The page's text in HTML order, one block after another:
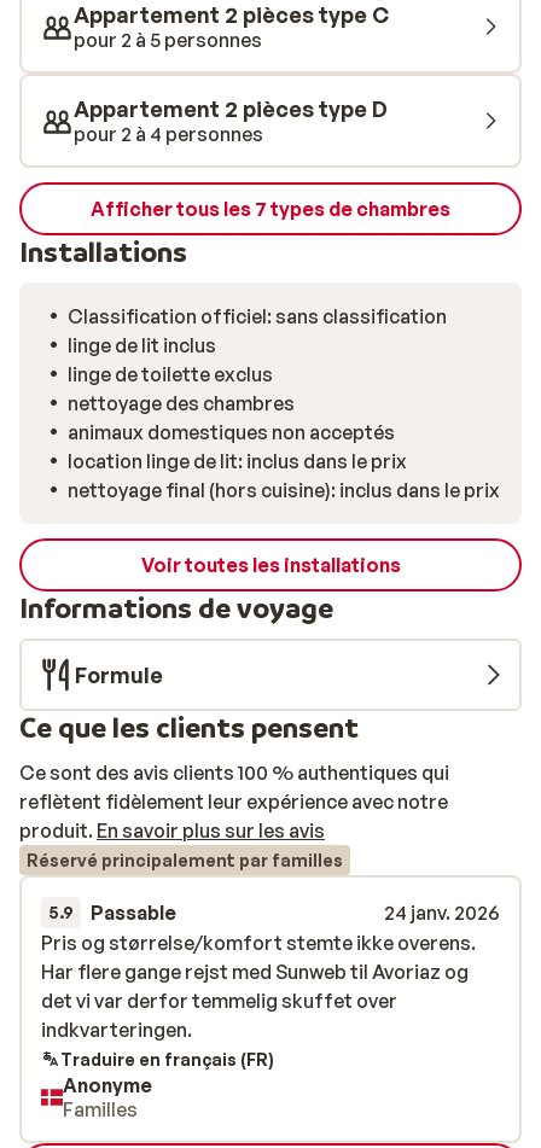
Tout est prévu pour un séjour de ski relaxant:
kitchenette bien équipée avec lave-vaisselle et micro-
ondes, et parfois un balcon offrant une vue sur les
toits enneigés d’Avoriaz ou sur les impressionnants
sommets environnants.
Appartement 2 pièces type C
pour 2 à 5 personnes
Appartement 2 pièces type D
pour 2 à 4 personnes
Afficher tous les 7 types de chambres
Installations
Classification officiel: sans classification
linge de lit inclus
linge de toilette exclus
nettoyage des chambres
animaux domestiques non acceptés
location linge de lit: inclus dans le prix
nettoyage final (hors cuisine): inclus dans le prix
Voir toutes les installations
Informations de voyage
Formule
Ce que les clients pensent
Ce sont des avis clients 100 % authentiques qui
reflètent fidèlement leur expérience avec notre
produit. En savoir plus sur les avis
Réservé principalement par familles
5.9 Passable
24 janv. 2026
Pris og størrelse/komfort stemte ikke overens.
Har flere gange rejst med Sunweb til Avoriaz og
det vi var derfor temmelig skuffet over
indkvarteringen.
Pris og størrelse/komfort stemte ikke overens.
Har flere gange rejst med Sunweb til Avoriaz og
det vi var derfor temmelig skuffet over
indkvarteringen.
Traduire en français (FR)
Anonyme
Familles